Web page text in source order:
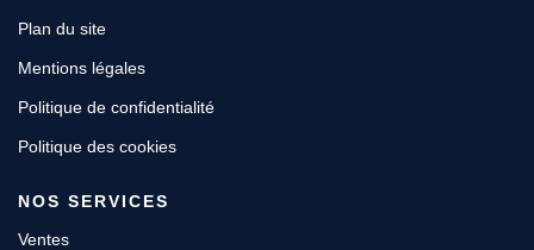
Plan du site
Mentions légales
Politique de confidentialité
Politique des cookies
NOS SERVICES
Ventes